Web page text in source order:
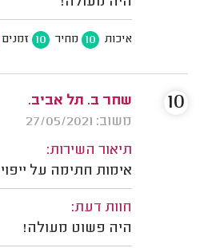
איכות 10 מחיר 10 זמנים
שחר ב. תל אביב.
משוב: 27/05/2021
תיאור השירות:
אימות חתימה על
חוות דעת:
היה פשוט מעולה!
10